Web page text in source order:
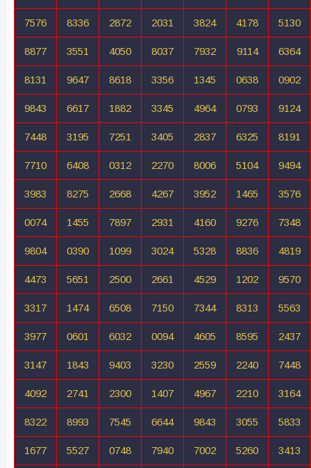
7576 8336 2872 2031 3824 4178 5130
8877 3551 4050 8037 7932 9114 6364
8131 9647 8618 3356 1345 0638 0902
9843 6617 1882 3345 4964 0793 9124
7448 3195 7251 3405 2837 6325 8191
7710 6408 0312 2270 8006 5104 9494
3983 8275 2668 4267 3952 1465 3576
0074 1455 7897 2931 4160 9276 7348
9804 0390 1099 3024 5328 8836 4819
4473 5651 2500 2661 4529 1202 9570
3317 1474 6508 7150 7344 8313 5563
3977 0601 6032 0094 4605 8595 2437
3147 1843 9403 3230 2559 2240 7448
4092 2741 2300 1407 4967 2210 3164
8322 8993 7545 6644 9843 3055 5833
1677 5527 0748 7940 7002 5260 3413